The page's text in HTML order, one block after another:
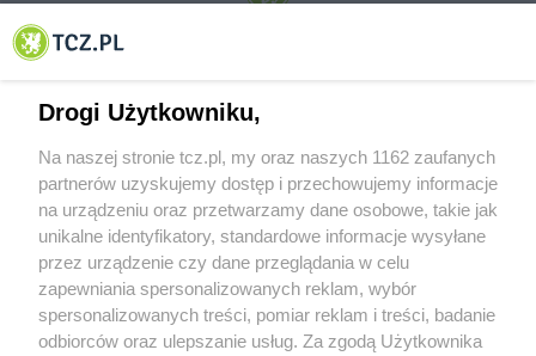
© 2001-2026 Tczew - TCZ.PL Sp. z o.o. Internetowy Serwis Informacyjny Miasta
O FIRMIE POLITYKA PRYWATNOŚCI HOSTING
REKLAMA WSPÓŁPRACA RSS FACEBOOK KONTAKT
Drogi Użytkowniku,
Na naszej stronie tcz.pl, my oraz naszych 1162 zaufanych
partnerów uzyskujemy dostęp i przechowujemy informacje
na urządzeniu oraz przetwarzamy dane osobowe, takie jak
unikalne identyfikatory, standardowe informacje wysyłane
przez urządzenie czy dane przeglądania w celu
zapewniania spersonalizowanych reklam, wybór
spersonalizowanych treści, pomiar reklam i treści, badanie
odbiorców oraz ulepszanie usług. Za zgodą Użytkownika